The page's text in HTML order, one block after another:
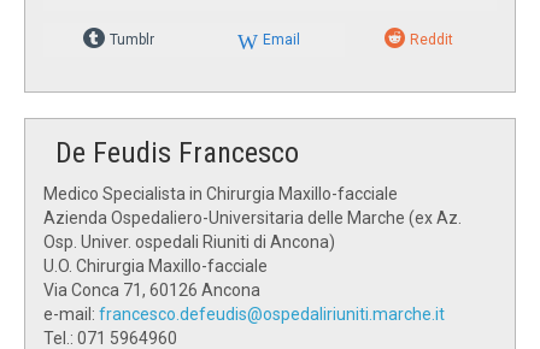
Tumblr Email Reddit
De Feudis Francesco
Medico Specialista in Chirurgia Maxillo-facciale
Azienda Ospedaliero-Universitaria delle Marche (ex Az.
Osp. Univer. ospedali Riuniti di Ancona)
U.O. Chirurgia Maxillo-facciale
Via Conca 71, 60126 Ancona
e-mail: francesco.defeudis@ospedaliriuniti.marche.it
Tel.: 071 5964960